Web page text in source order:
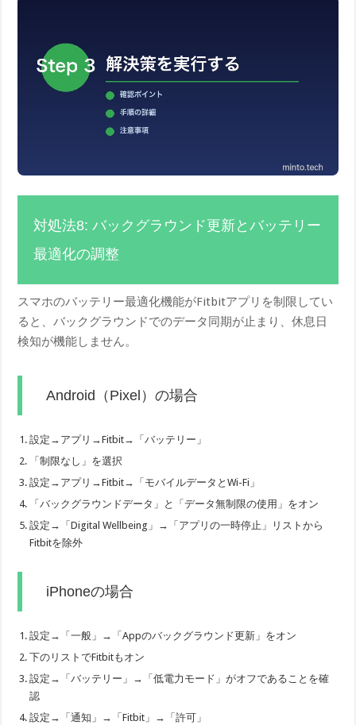
対処法8: バックグラウンド更新とバッテリー
最適化の調整
スマホのバッテリー最適化機能がFitbitアプリを制限してい
ると、バックグラウンドでのデータ同期が止まり、休息日
検知が機能しません。
Android（Pixel）の場合
設定→アプリ→Fitbit→「バッテリー」
「制限なし」を選択
設定→アプリ→Fitbit→「モバイルデータとWi-Fi」
「バックグラウンドデータ」と「データ無制限の使用」をオン
設定→「Digital Wellbeing」→「アプリの一時停止」リストから
Fitbitを除外
iPhoneの場合
設定→「一般」→「Appのバックグラウンド更新」をオン
下のリストでFitbitもオン
設定→「バッテリー」→「低電力モード」がオフであることを確
認
設定→「通知」→「Fitbit」→「許可」